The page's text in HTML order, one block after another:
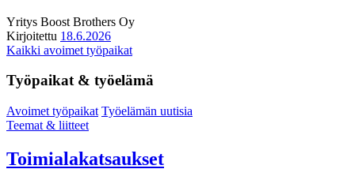
Yritys Boost Brothers Oy
Kirjoitettu 18.6.2026
Kaikki avoimet työpaikat
Työpaikat & työelämä
Avoimet työpaikat Työelämän uutisia
Teemat & liitteet
Toimialakatsaukset